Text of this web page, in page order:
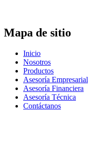
Mapa de sitio
Inicio
Nosotros
Productos
Asesoría Empresarial
Asesoría Financiera
Asesoría Técnica
Contáctanos